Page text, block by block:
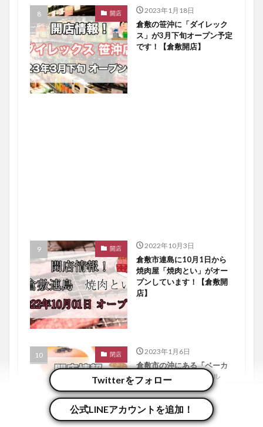
Twitterをフォロー
公式LINEアカウントを追加！
開店 2023年1月18日
倉敷の笹沖に「ダイレック
ス」が3月下旬オープン予定
です！【倉敷開店】
開店 2022年10月3日
倉敷市連島に10月1日から
焼肉屋「焼肉とい」がオー
プンしています！【倉敷開
店】
閉店 2023年1月6日
倉敷市の沖にある「ベーカ
リーレストランサンマル
ク」が12月26日に閉店して
います【倉敷閉店】